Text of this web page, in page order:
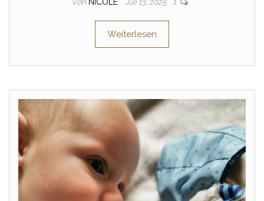
Juli 13, 2025 1
Weiterlesen